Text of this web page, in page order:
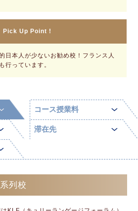
Pick Up Point !
日本人が少ないお勧め校！フランス人
行っています。
コース授業料
滞在先
列校